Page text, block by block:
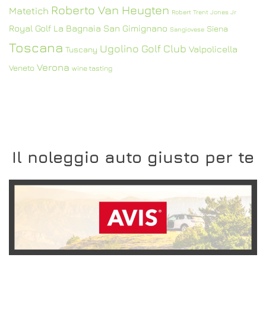
Matetich Roberto Van Heugten Robert Trent Jones Jr
Royal Golf La Bagnaia San Gimignano Sangiovese Siena
Toscana Tuscany Ugolino Golf Club Valpolicella
Veneto Verona wine tasting
Il noleggio auto giusto per te
SCOPRI L'OFFERTA